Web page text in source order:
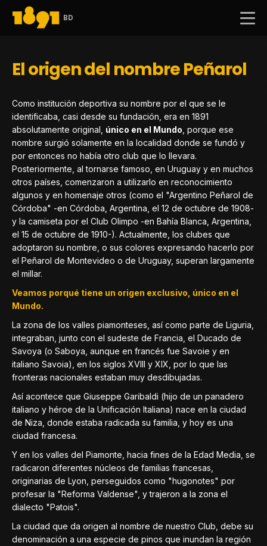
BD
El origen del nombre Peñarol
Como institución deportiva su nombre por el que se le
identificaba, casi desde su fundación, era en 1891
absolutamente original, único en el Mundo , porque ese
nombre surgió solamente en la localidad donde se fundó y
por entonces no había otro club que lo llevara.
Posteriormente, al tornarse famoso, en Uruguay y en muchos
otros países, comenzaron a utilizarlo en reconocimiento
algunos y en homenaje otros (como el "Argentino Peñarol de
Córdoba" -en Córdoba, Argentina, el 12 de octubre de 1908-
y la camiseta por el Club Olimpo -en Bahía Blanca, Argentina,
el 15 de octubre de 1910-). Actualmente, los clubes que
adoptaron su nombre, o sus colores expresando hacerlo por
el Peñarol de Montevideo o de Uruguay, superan largamente
el millar.
Veamos porqué tiene un origen exclusivo, único en el
Mundo.
La zona de los valles piamonteses, así como parte de Liguria,
integraban, junto con el sudeste de Francia, el Ducado de
Savoya (o Saboya, aunque en francés fue Savoie y en
italiano Savoia), en los siglos XVIII y XIX, por lo que las
fronteras nacionales estaban muy desdibujadas.
Así acontece que Giuseppe Garibaldi (hijo de un panadero
italiano y héroe de la Unificación Italiana) nace en la ciudad
de Niza, donde estaba radicada su familia, y hoy es una
ciudad francesa.
Y en los valles del Piamonte, hacia fines de la Edad Media, se
radicaron diferentes núcleos de familias francesas,
originarias de Lyon, perseguidos como "hugonotes" por
profesar la "Reforma Valdense", y trajeron a la zona el
dialecto "Patois".
La ciudad que da origen al nombre de nuestro Club, debe su
denominación a una especie de pinos que inundan la región